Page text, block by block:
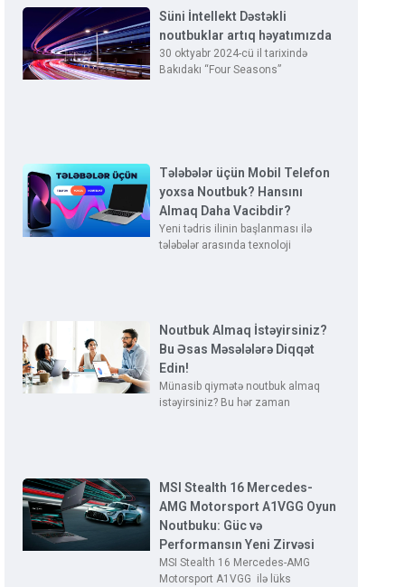
Süni İntellekt Dəstəkli
noutbuklar artıq həyatımızda
30 oktyabr 2024-cü il tarixində
Bakıdakı “Four Seasons”
Tələbələr üçün Mobil Telefon
yoxsa Noutbuk? Hansını
Almaq Daha Vacibdir?
Yeni tədris ilinin başlanması ilə
tələbələr arasında texnoloji
Noutbuk Almaq İstəyirsiniz?
Bu Əsas Məsələlərə Diqqət
Edin!
Münasib qiymətə noutbuk almaq
istəyirsiniz? Bu hər zaman
MSI Stealth 16 Mercedes-
AMG Motorsport A1VGG Oyun
Noutbuku: Güc və
Performansın Yeni Zirvəsi
MSI Stealth 16 Mercedes-AMG
Motorsport A1VGG ilə lüks